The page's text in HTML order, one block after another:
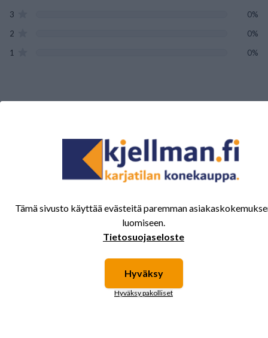
3
0%
2
0%
1
0%
Tälle tuotteelle ei ole vielä arvioita. Kirjaudu sisään ja
Sinua saattavat kiinnostaa myös nämä
tuotteet.
Tämä sivusto käyttää evästeitä paremman
luomiseen.
Tietosuojaseloste
Hyväksy
Hyväksy pakolliset